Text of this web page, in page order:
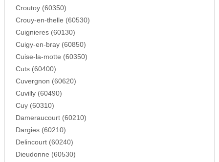
Croutoy (60350)
Crouy-en-thelle (60530)
Cuignieres (60130)
Cuigy-en-bray (60850)
Cuise-la-motte (60350)
Cuts (60400)
Cuvergnon (60620)
Cuvilly (60490)
Cuy (60310)
Dameraucourt (60210)
Dargies (60210)
Delincourt (60240)
Dieudonne (60530)